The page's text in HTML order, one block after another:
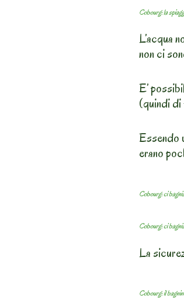
Cobourg: la
L’acqua
non ci
E’
(quindi di
Essendo
erano
Cobourg: ci
Cobourg: ci
La
Cobourg: il